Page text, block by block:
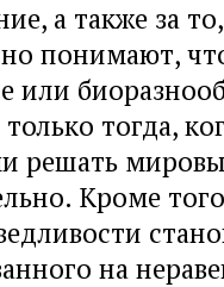
а также за
понимают,
или
тогда,
решать
Кроме
на